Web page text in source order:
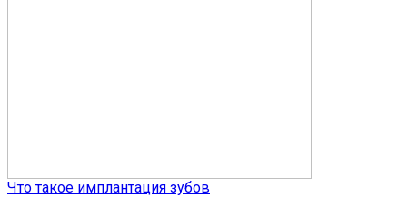
Что такое имплантация зубов